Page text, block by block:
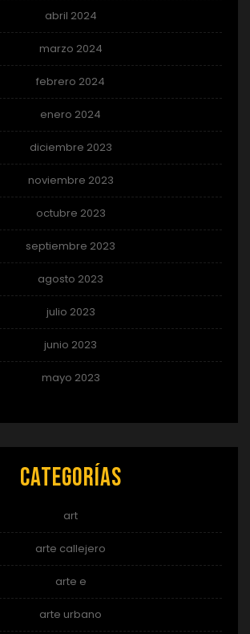
abril 2024
marzo 2024
febrero 2024
enero 2024
diciembre 2023
noviembre 2023
octubre 2023
septiembre 2023
agosto 2023
julio 2023
junio 2023
mayo 2023
Categorías
art
arte callejero
arte e
arte urbano